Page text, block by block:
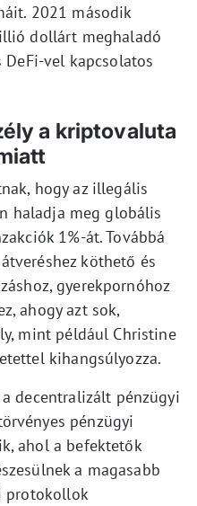
2021 második
dollárt meghaladó
vel kapcsolatos
a kriptovaluta
hogy az illegális
haladja meg globális
1%-át. Továbbá
köthető és
gyerekpornóhoz
ahogy azt sok,
mint például Christine
kihangsúlyozza.
decentralizált pénzügyi
pénzügyi
ahol a befektetők
a magasabb
protokollok